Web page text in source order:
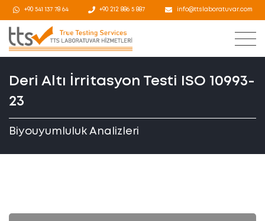
+90 541 137 78 64 +90 212 886 5 887 info@ttslaboratuvar.com
Deri Altı İrritasyon Testi ISO 10993-
23
Biyouyumluluk Analizleri